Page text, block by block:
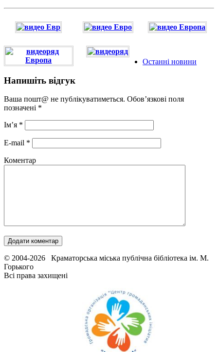
Останнi новини
Напишіть відгук
Ваша пошт@ не публікуватиметься. Обов’язкові поля
позначені *
Ім’я *
E-mail *
Коментар
© 2004-2026 Краматорська міська публічна бібліотека ім. М.
Горького
Всі права захищені